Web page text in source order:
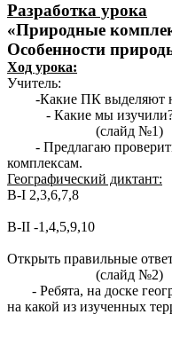
Разработка урока
«Природные
Особенности
Ход урока:
Учитель:
-Какие ПК выделяют
- Какие
(слайд №1)
- Предлагаю проверить
комплексам.
Географический диктант:
В-I 2,3,6,7,8
«5» -
B-II -1,4,5,9,10
«3» - 4-
Открыть
(слайд №2)
- Ребята, на доске
на какой из изученных